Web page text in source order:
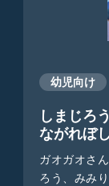
幼児向け
しまじろ
ながれぼ
ガオガオさ
ろう、みみ